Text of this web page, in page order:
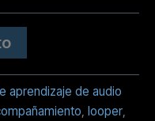
aprendizaje de audio
, looper,